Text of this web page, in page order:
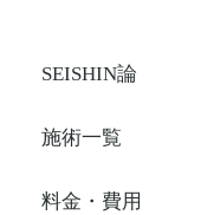
SEISHIN論
施術一覧
料金・費用